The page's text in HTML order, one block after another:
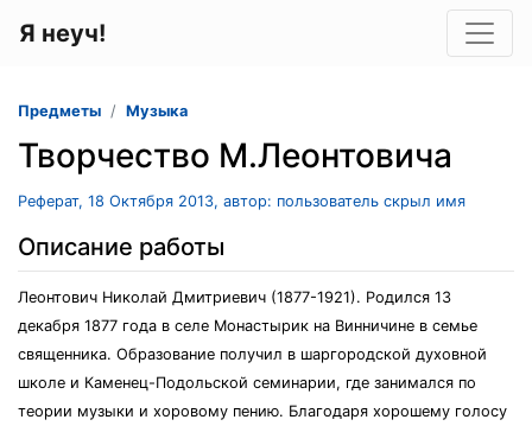
Я неуч!
Предметы Музыка
Творчество М.Леонтовича
Реферат, 18 Октября 2013, автор: пользователь скрыл имя
Описание работы
Леонтович Николай Дмитриевич (1877-1921). Родился 13
декабря 1877 года в селе Монастырик на Винничине в семье
священника. Образование получил в шаргородской духовной
школе и Каменец-Подольской семинарии, где занимался по
теории музыки и хоровому пению. Благодаря хорошему голосу